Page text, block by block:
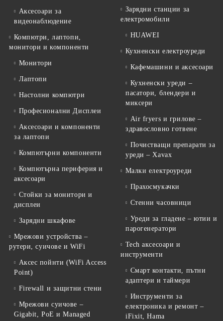
Аксесоари за
видеонаблюдение
Компютри, лаптопи,
монитори и компоненти
Монитори
Лаптопи
Настолни компютри
Професионални Дисплеи
Аксесоари и компоненти
за лаптопи
Компютърни компоненти
Компютърна периферия и
аксесоари
Стойки за монитори и
дисплеи
Зарядни шкафове
Мрежови устройства –
рутери, суичове и WiFi
Аксес пойнти (WiFi Access
Point)
Firewall и защитни стени
Мрежови суичове –
Gigabit, PoE и Managed
Зарядни станции за
електромобили
HUAWEI
Кухненски електроуреди
Кафемашини и аксесоари
Кухненски уреди –
пасатори, блендери и
миксери
Air fryers и грилове –
здравословно готвене
Почистващи препарати за
уреди – Xavax
Малки електроуреди
Прахосмукачки
Стенни часовници
Уреди за гладене – ютии и
парогенератори
Tech аксесоари и
инструменти
Смарт контакти, пътни
адаптери и таймери
Инструменти за
електроника и ремонт –
iFixit, Hama